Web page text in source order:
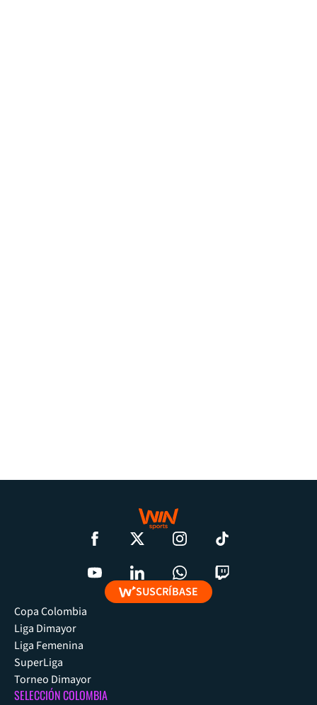
SUSCRÍBASE
Copa Colombia
Liga Dimayor
Liga Femenina
SuperLiga
Torneo Dimayor
SELECCIÓN COLOMBIA